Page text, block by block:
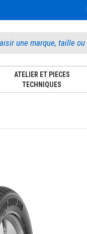
ATELIER ET PIECES
TECHNIQUES